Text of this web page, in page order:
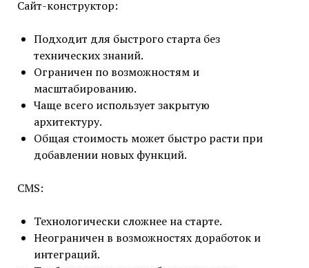
Сайт-конструктор:
Подходит для быстрого старта без
технических знаний.
Ограничен по возможностям и
масштабированию.
Чаще всего использует закрытую
архитектуру.
Общая стоимость может быстро расти при
добавлении новых функций.
CMS:
Технологически сложнее на старте.
Неограничен в возможностях доработок и
интеграций.